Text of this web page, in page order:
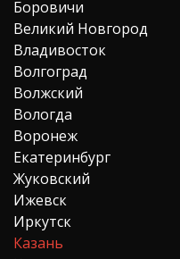
Боровичи
Великий Новгород
Владивосток
Волгоград
Волжский
Вологда
Воронеж
Екатеринбург
Жуковский
Ижевск
Иркутск
Казань